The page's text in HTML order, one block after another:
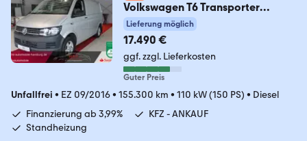
Volkswagen T6 Transporter
Kasten-Kombi Kasten* Sitzheizung
Lieferung möglich
17.490 €
ggf. zzgl. Lieferkosten
Guter Preis
Unfallfrei • EZ 09/2016• 155.300 km • 110 kW (150 PS) • Diesel
Finanzierung ab 3,99%
KFZ - ANKAUF
Standheizung